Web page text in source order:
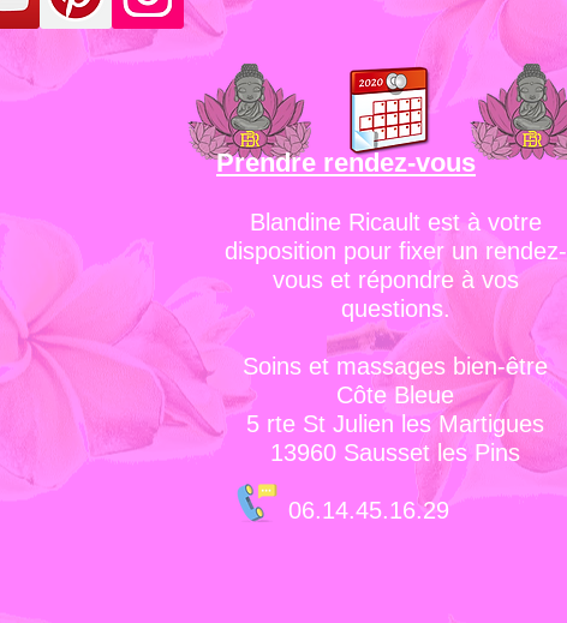
Prendre rendez-vous
Blandine Ricault est à votre
disposition pour fixer un rendez-
vous et répondre à vos
questions.
Soins et massages bien-être
Côte Bleue
5 rte St Julien les Martigues
13960 Sausset les Pins
06.14.45.16.29